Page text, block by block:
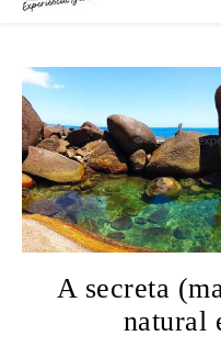
A secreta
natural